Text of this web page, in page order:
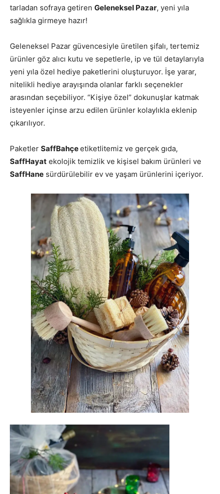
tarladan sofraya getiren Geleneksel Pazar, yeni yıla
sağlıkla girmeye hazır!
Geleneksel Pazar güvencesiyle üretilen şifalı, tertemiz
ürünler göz alıcı kutu ve sepetlerle, ip ve tül detaylarıyla
yeni yıla özel hediye paketlerini oluşturuyor. İşe yarar,
nitelikli hediye arayışında olanlar farklı seçenekler
arasından seçebiliyor. “Kişiye özel” dokunuşlar katmak
isteyenler içinse arzu edilen ürünler kolaylıkla eklenip
çıkarılıyor.
Paketler SaffBahçeetiketlitemiz ve gerçek gıda,
SaffHayat ekolojik temizlik ve kişisel bakım ürünleri ve
SaffHane sürdürülebilir ev ve yaşam ürünlerini içeriyor.